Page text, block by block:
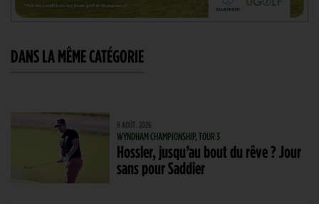
DANS LA MÊME CATÉGORIE
9 AOÛT. 2026
WYNDHAM CHAMPIONSHIP, TOUR 3
Hossler, jusqu’au bout du rêve ? Jour
sans pour Saddier